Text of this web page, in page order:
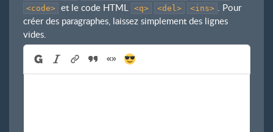
<code>
et le code HTML <q> <del> <ins>
. Pour
créer des paragraphes, laissez simplement des lignes
vides.